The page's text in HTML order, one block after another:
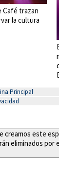
Café trazan
la cultura
Principal
este
eliminados por